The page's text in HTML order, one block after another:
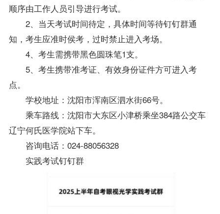
顺序由工作人员引导进行考试。
2、当天考试时间待定，具体时间等待钉钉群通
知，考生应准时侯考，过时禁止进入考场。
4、考生需携带黑色圆珠笔1支。
5、考生携带准考证、有效身份证件方可进入考
点。
学校地址：沈阳市浑南区泗水街66号。
乘车路线：沈阳市大东区小津桥乘坐384路公交车
辽宁何氏医学院站下车。
咨询电话：024-88056328
实践考试钉钉群